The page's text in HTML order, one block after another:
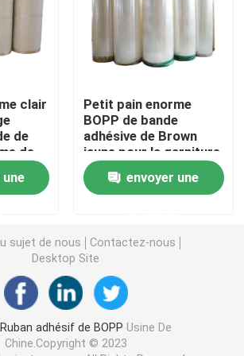
de bout droit
Polyimide
mousse
protecteur
de papier d'emballage
clair
de
de
Petit pain enorme
BOPP de bande
adhésive de Brown
jaune pour la garniture
du joint de carton
envoyer une
sujet de nous
Contactez-nous
Desktop Site
Ruban adhésif de BOPP Usine De
Chine.Copyright © 2023